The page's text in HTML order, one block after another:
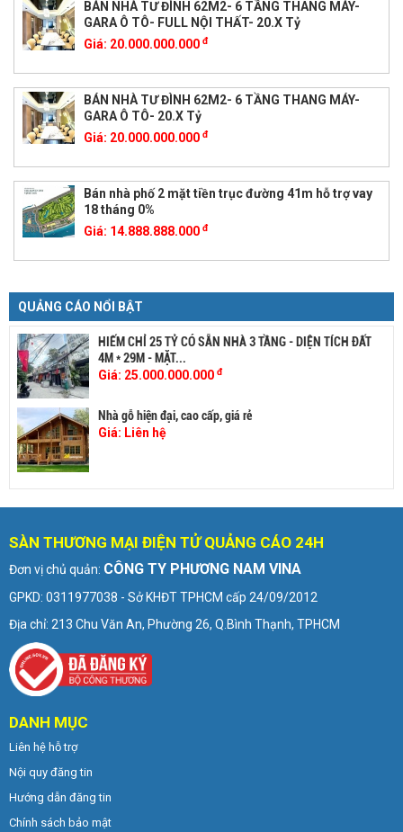
BÁN NHÀ TƯ ĐÌNH 62M2- 6 TẦNG THANG MÁY-
GARA Ô TÔ- FULL NỘI THẤT- 20.X Tỷ
Giá: 20.000.000.000 đ
BÁN NHÀ TƯ ĐÌNH 62M2- 6 TẦNG THANG MÁY-
GARA Ô TÔ- 20.X Tỷ
Giá: 20.000.000.000 đ
Bán nhà phố 2 mặt tiền trục đường 41m hỗ trợ vay
18 tháng 0%
Giá: 14.888.888.000 đ
QUẢNG CÁO NỔI BẬT
HIẾM CHỈ 25 TỶ CÓ SẴN NHÀ 3 TẦNG - DIỆN TÍCH ĐẤT
4M * 29M - MẶT...
Giá: 25.000.000.000 đ
Nhà gỗ hiện đại, cao cấp, giá rẻ
Giá: Liên hệ
SÀN THƯƠNG MẠI ĐIỆN TỬ QUẢNG CÁO 24H
Đơn vị chủ quản: CÔNG TY PHƯƠNG NAM VINA
GPKD: 0311977038 - Sở KHĐT TPHCM cấp 24/09/2012
Địa chỉ: 213 Chu Văn An, Phường 26, Q.Bình Thạnh, TPHCM
DANH MỤC
Liên hệ hỗ trợ
Nội quy đăng tin
Hướng dẫn đăng tin
Chính sách bảo mật